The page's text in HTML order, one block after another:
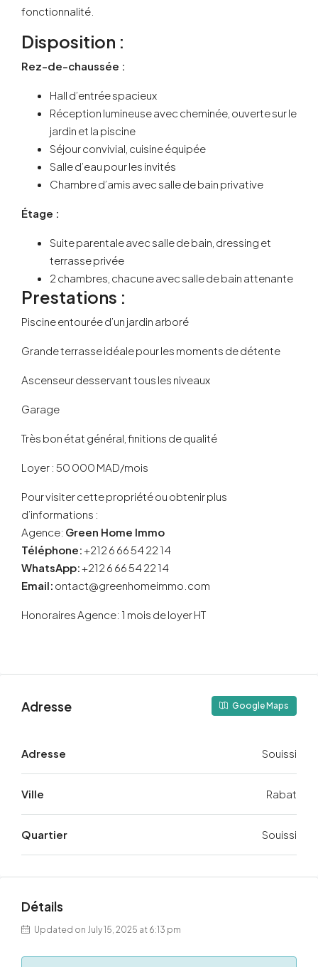
fonctionnalité.
Disposition :
Rez-de-chaussée :
Hall d’entrée spacieux
Réception lumineuse avec cheminée, ouverte sur le
jardin et la piscine
Séjour convivial, cuisine équipée
Salle d’eau pour les invités
Chambre d’amis avec salle de bain privative
Étage :
Suite parentale avec salle de bain, dressing et
terrasse privée
2 chambres, chacune avec salle de bain attenante
Prestations :
Piscine entourée d’un jardin arboré
Grande terrasse idéale pour les moments de détente
Ascenseur desservant tous les niveaux
Garage
Très bon état général, finitions de qualité
Loyer : 50 000 MAD/mois
Pour visiter cette propriété ou obtenir plus
d’informations :
Agence: Green Home Immo
Téléphone:+212 6 66 54 22 14
WhatsApp:+212 6 66 54 22 14
Email: ontact@greenhomeimmo.com
Honoraires Agence: 1 mois de loyer HT
Adresse Google Maps
Adresse Souissi
Ville Rabat
Quartier Souissi
Détails
Updated on July 15, 2025 at 6:13 pm